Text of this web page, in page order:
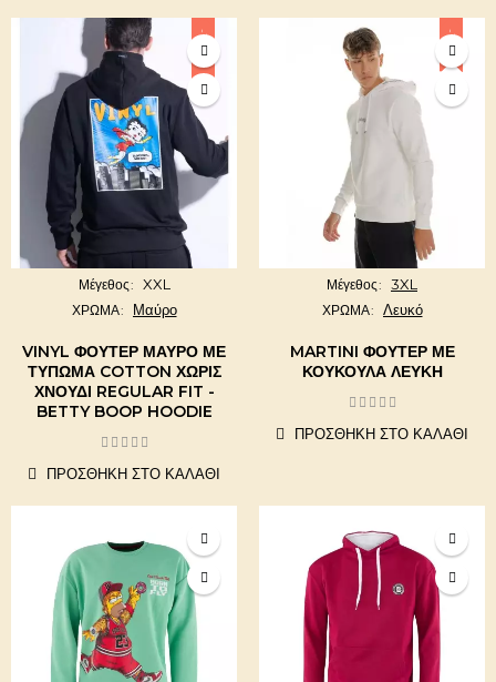
-16,71%
Μέγεθος XXL
ΧΡΩΜΑ Μαύρο
VINYL ΦΟΎΤΕΡ ΜΑΎΡΟ ΜΕ
ΤΎΠΩΜΑ COTTON ΧΩΡΊΣ
ΧΝΟΎΔΙ REGULAR FIT -
BETTY BOOP HOODIE
ΠΡΟΣΘΉΚΗ ΣΤΟ ΚΑΛΆΘΙ
-15%
Μέγεθος 3XL
ΧΡΩΜΑ Λευκό
MARTINI ΦΟΎΤΕΡ ΜΕ
ΚΟΥΚΟΎΛΑ ΛΕΥΚΉ
ΠΡΟΣΘΉΚΗ ΣΤΟ ΚΑΛΆΘΙ